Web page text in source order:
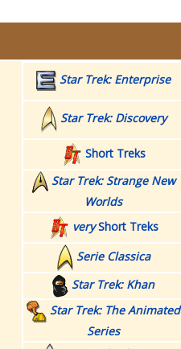
Star Trek: Enterprise
Star Trek: Discovery
Short Treks
Star Trek: Strange New
Worlds
veryShort Treks
Serie Classica
Star Trek: Khan
Star Trek: The Animated
Series